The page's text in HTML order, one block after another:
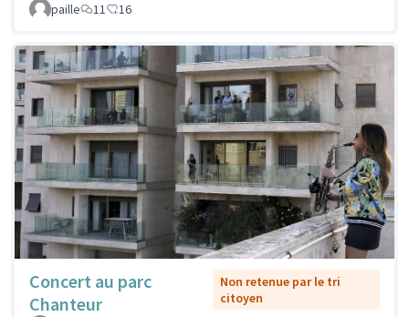
paille 11 16
Concert au parc
Chanteur
Non retenue par le tri
citoyen